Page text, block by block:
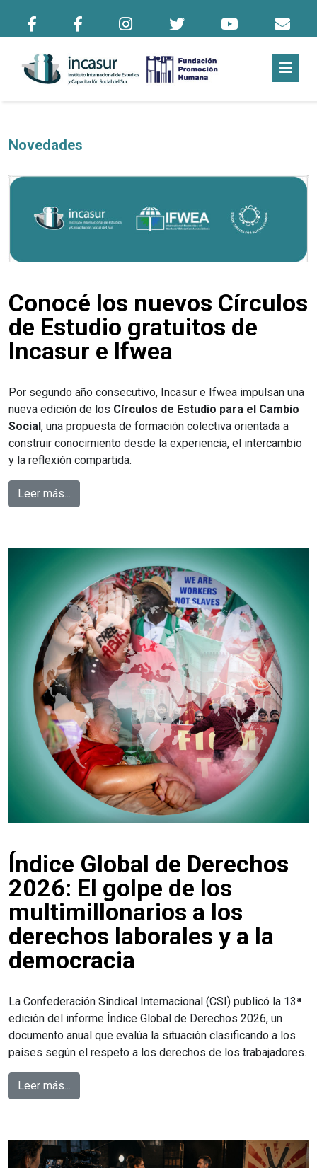
Novedades
Conocé los nuevos Círculos
de Estudio gratuitos de
Incasur e Ifwea
Por segundo año consecutivo, Incasur e Ifwea impulsan una
nueva edición de los Círculos de Estudio para el Cambio
Social , una propuesta de formación colectiva orientada a
construir conocimiento desde la experiencia, el intercambio
y la reflexión compartida.
Leer más...
Índice Global de Derechos
2026: El golpe de los
multimillonarios a los
derechos laborales y a la
democracia
La Confederación Sindical Internacional (CSI) publicó la 13ª
edición del informe Índice Global de Derechos 2026, un
documento anual que evalúa la situación clasificando a los
países según el respeto a los derechos de los trabajadores.
Leer más...